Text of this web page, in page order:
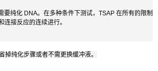
纯化 DNA。在多种条件下测试，TSAP 在所有的限制
接反应的连续进行。
纯化步骤或者不需更换缓冲液。